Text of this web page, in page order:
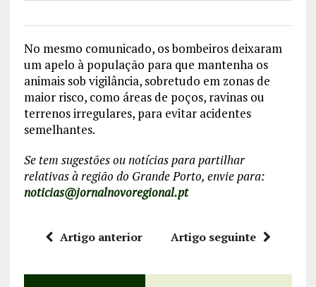
No mesmo comunicado, os bombeiros deixaram
um apelo à população para que mantenha os
animais sob vigilância, sobretudo em zonas de
maior risco, como áreas de poços, ravinas ou
terrenos irregulares, para evitar acidentes
semelhantes.
Se tem sugestões ou notícias para partilhar
relativas à região do Grande Porto, envie para:
noticias@jornalnovoregional.pt
Artigo anterior Artigo seguinte